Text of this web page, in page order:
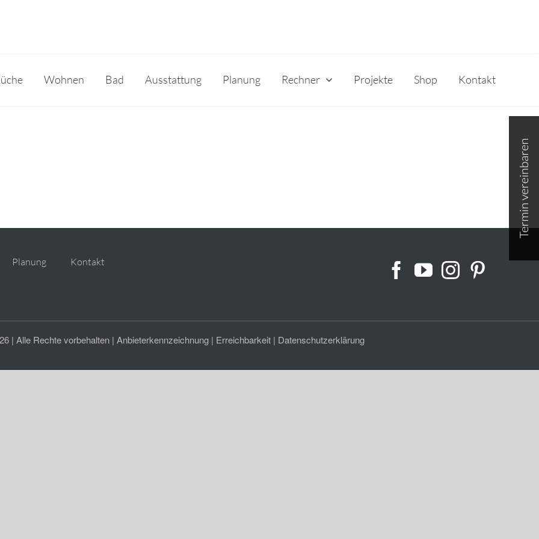
Wohnen Bad Ausstattung Planung Rechner Projekte Shop Kontakt
Planung Kontakt
| Alle Rechte vorbehalten | Anbieterkennzeichnung | Erreichbarkeit | Datenschutzerklärung
Area